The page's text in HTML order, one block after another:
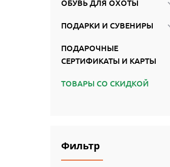
ОБУВЬ ДЛЯ ОХОТЫ
ПОДАРКИ И СУВЕНИРЫ
ПОДАРОЧНЫЕ
СЕРТИФИКАТЫ И КАРТЫ
ТОВАРЫ СО СКИДКОЙ
Фильтр